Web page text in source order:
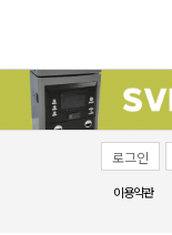
로그인
이용약관